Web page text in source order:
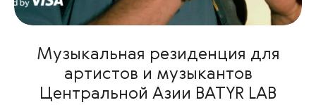
Музыкальная резиденция для
артистов и музыкантов
Центральной Азии BATYR LAB